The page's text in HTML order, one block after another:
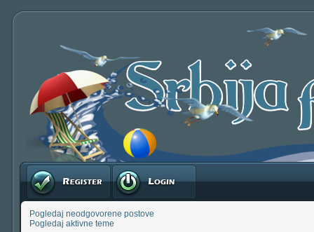
Registruj se Prijavite se
Pogledaj neodgovorene postove
Pogledaj aktivne teme